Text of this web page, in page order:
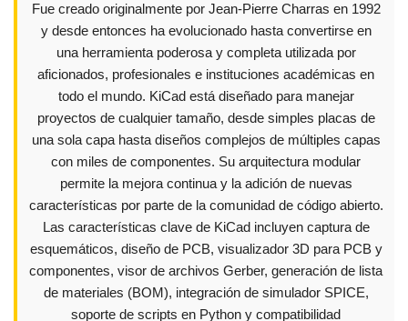
Fue creado originalmente por Jean-Pierre Charras en 1992
y desde entonces ha evolucionado hasta convertirse en
una herramienta poderosa y completa utilizada por
aficionados, profesionales e instituciones académicas en
todo el mundo. KiCad está diseñado para manejar
proyectos de cualquier tamaño, desde simples placas de
una sola capa hasta diseños complejos de múltiples capas
con miles de componentes. Su arquitectura modular
permite la mejora continua y la adición de nuevas
características por parte de la comunidad de código abierto.
Las características clave de KiCad incluyen captura de
esquemáticos, diseño de PCB, visualizador 3D para PCB y
componentes, visor de archivos Gerber, generación de lista
de materiales (BOM), integración de simulador SPICE,
soporte de scripts en Python y compatibilidad